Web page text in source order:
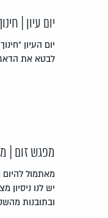
יום עיון |
יום העיון
לבטא את
מפגש זום |
מאתמול להיום
יש לנו ניסיון
ובתובנות